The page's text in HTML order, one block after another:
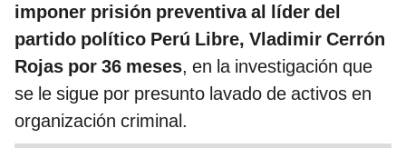
imponer prisión preventiva al líder del
partido político Perú Libre, Vladimir Cerrón
Rojas por 36 meses, en la investigación que
se le sigue por presunto lavado de activos en
organización criminal.